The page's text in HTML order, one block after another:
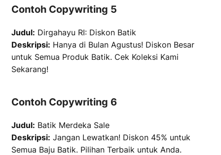
Contoh Copywriting 5
Judul: Dirgahayu RI: Diskon Batik
Deskripsi: Hanya di Bulan Agustus! Diskon Besar
untuk Semua Produk Batik. Cek Koleksi Kami
Sekarang!
Contoh Copywriting 6
Judul: Batik Merdeka Sale
Deskripsi: Jangan Lewatkan! Diskon 45% untuk
Semua Baju Batik. Pilihan Terbaik untuk Anda.